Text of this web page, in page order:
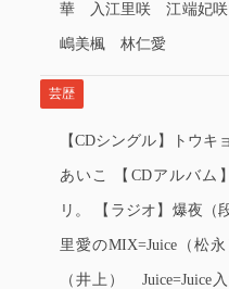
華 入江里咲 江端妃
嶋美楓 林仁愛
芸歴
【CDシングル】トウ
あいこ 【CDアルバム
リ。 【ラジオ】爆夜（
里愛のMIX=Juice（松
（井上） Juice=Juice